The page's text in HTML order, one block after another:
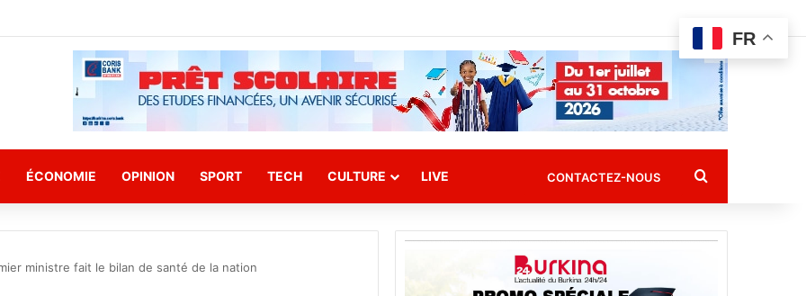
ÉCONOMIE OPINION SPORT TECH CULTURE LIVE CONTACTEZ-NOUS Rechercher
ministre fait le bilan de santé de la nation
FR